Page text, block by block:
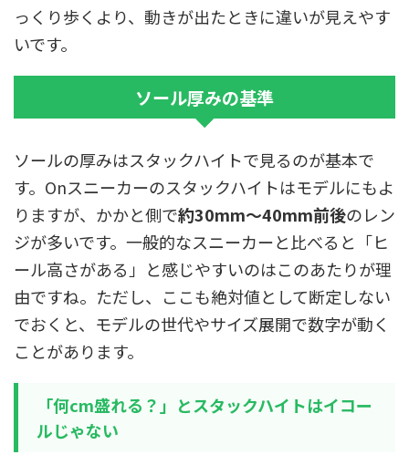
っくり歩くより、動きが出たときに違いが見えやす
いです。
ソール厚みの基準
ソールの厚みはスタックハイトで見るのが基本で
す。Onスニーカーのスタックハイトはモデルにもよ
りますが、かかと側で約30mm〜40mm前後のレン
ジが多いです。一般的なスニーカーと比べると「ヒ
ール高さがある」と感じやすいのはこのあたりが理
由ですね。ただし、ここも絶対値として断定しない
でおくと、モデルの世代やサイズ展開で数字が動く
ことがあります。
「何cm盛れる？」とスタックハイトはイコー
ルじゃない